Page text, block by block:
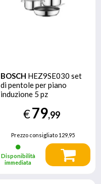
BOSCH HEZ9SE030 set
di pentole per piano
induzione 5 pz
€79,99
Prezzo consigliato 129,95
Disponibilità
immediata